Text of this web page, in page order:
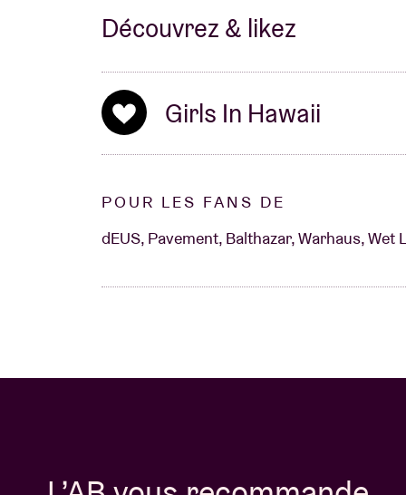
Découvrez & likez
Girls In Hawaii
POUR LES FANS DE
dEUS, Pavement, Balthazar, Warhaus, Wet